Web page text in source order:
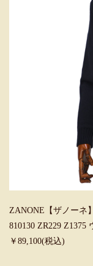
ZANONE【ザノーネ
810130 ZR229 Z1375
￥89,100(税込)